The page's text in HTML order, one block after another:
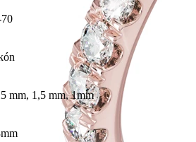
mm, 1,5 mm, 1mm